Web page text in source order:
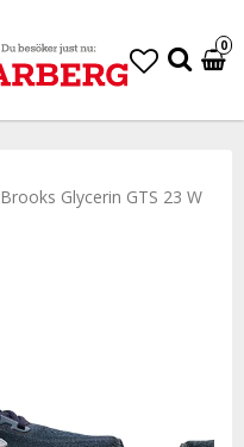
0
Brooks Glycerin GTS 23 W